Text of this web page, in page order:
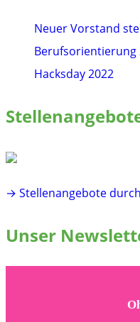
Neuer Vorstand
Berufsorientierung
Hacksday 2022
→ Stellenangebote
Unser